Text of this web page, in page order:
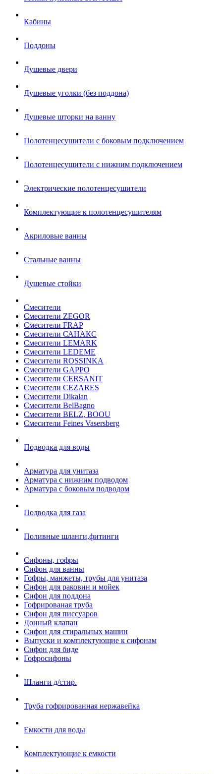
Кабины
Поддоны
Душевые двери
Душевые уголки (без поддона)
Душевые шторки на ванну
Полотенцесушители с боковым подключением
Полотенцесушители с нижним подключением
Электрические полотенцесушители
Комплектующие к полотенцесушителям
Акриловые ванны
Стальные ванны
Душевые стойки
Смесители
Смесители ZEGOR
Смесители FRAP
Смесители САНАКС
Смесители LEMARK
Смесители LEDEME
Смесители ROSSINKA
Смесители GAPPO
Смесители CERSANIT
Смесители CEZARES
Смесители Dikalan
Смесители BelBagno
Смесители BELZ, BOOU
Смесители Feines Vasersberg
Подводка для воды
Арматура для унитаза
Арматура с нижним подводом
Арматура с боковым подводом
Подводка для газа
Поливные шланги,фитинги
Сифоны, гофры
Сифон для ванны
Гофры, манжеты, трубы для унитаза
Сифон для раковин и мойек
Сифон для поддона
Гофрированая труба
Сифон для писсуаров
Донный клапан
Сифон для стиральных машин
Выпуски и комплектующие к сифонам
Сифон для биде
Гофросифоны
Шланги д/стир.
Труба гофрированная нержавейка
Емкости для воды
Комплектующие к емкости